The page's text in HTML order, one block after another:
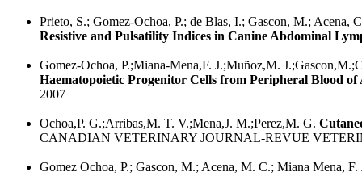
Prieto, S.; Gomez-Ochoa, P.; de Blas, I.; Gascon, M.;
Resistive and Pulsatility Indices in Canine Abdominal
Gomez-Ochoa, P.;Miana-Mena,F. J.;Muñoz,M.
Haematopoietic Progenitor Cells from Peripheral Blood
2007
Ochoa,P. G.;Arribas,M. T. V.;Mena,J. M.;Perez,M. G.
CANADIAN VETERINARY JOURNAL-REVUE
Gomez Ochoa, P.; Gascon, M.; Acena, M. C.; Miana Mena,